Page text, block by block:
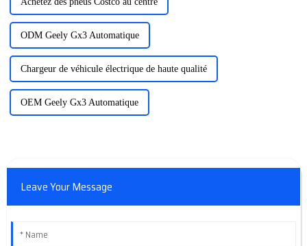
ODM Geely Gx3 Automatique
Chargeur de véhicule électrique de haute qualité
OEM Geely Gx3 Automatique
Leave Your Message